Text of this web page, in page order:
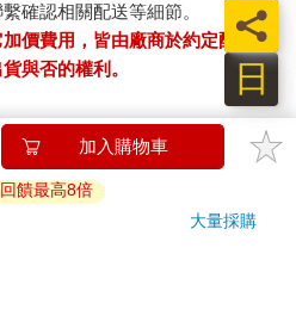
確認相關配送等細節。
價費用，皆由廠商於約定配送時
與否的權利。
ATM! 如接獲電話要求您前往
，以免受騙上當！
加入購物車
饋最高8倍
大量採購
日
員